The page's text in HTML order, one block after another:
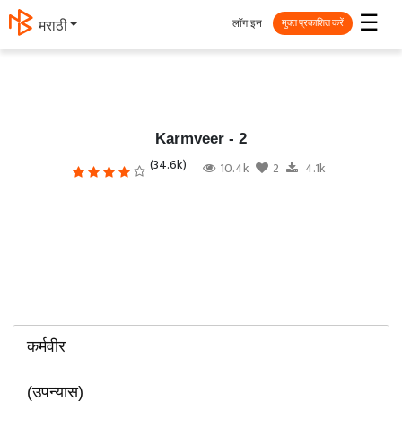
मराठी ☰
लॉग इन मुक्त प्रकाशित करें
Karmveer - 2
(34.6k) 10.4k 2 4.1k
कर्मवीर
(उपन्यास)